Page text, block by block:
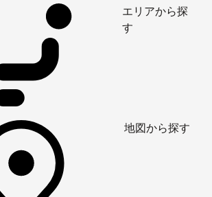
エリアから探
す
地図から探す